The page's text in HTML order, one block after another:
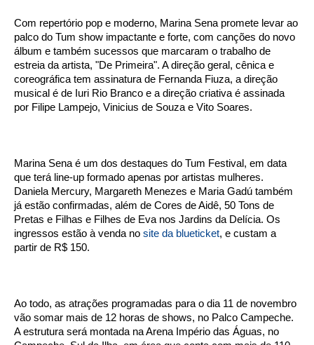
Com repertório pop e moderno, Marina Sena promete levar ao
palco do Tum show impactante e forte, com canções do novo
álbum e também sucessos que marcaram o trabalho de
estreia da artista, "De Primeira". A direção geral, cênica e
coreográfica tem assinatura de Fernanda Fiuza, a direção
musical é de Iuri Rio Branco e a direção criativa é assinada
por Filipe Lampejo, Vinicius de Souza e Vito Soares.
Marina Sena é um dos destaques do Tum Festival, em data
que terá line-up formado apenas por artistas mulheres.
Daniela Mercury, Margareth Menezes e Maria Gadú também
já estão confirmadas, além de Cores de Aidê, 50 Tons de
Pretas e Filhas e Filhes de Eva nos Jardins da Delícia. Os
ingressos estão à venda no site da blueticket, e custam a
partir de R$ 150.
Ao todo, as atrações programadas para o dia 11 de novembro
vão somar mais de 12 horas de shows, no Palco Campeche.
A estrutura será montada na Arena Império das Águas, no